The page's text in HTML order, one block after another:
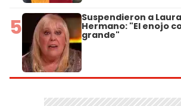
5 Suspendieron a
Hermano: "El enojo
grande"